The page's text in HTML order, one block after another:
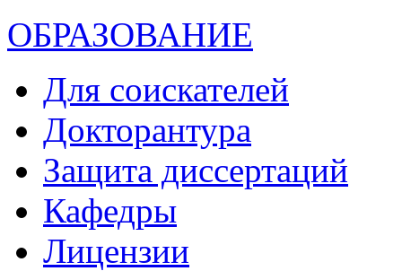
ОБРАЗОВАНИЕ
Для соискателей
Докторантура
Защита диссертаций
Кафедры
Лицензии